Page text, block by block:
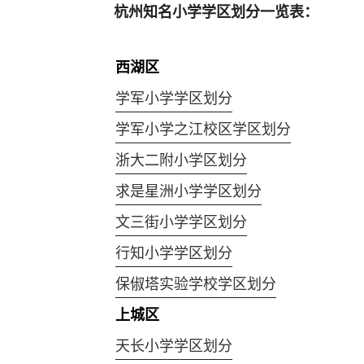
杭州知名小学学区划分一览表：
西湖区
学军小学学区划分
学军小学之江校区学区划分
浙大二附小学区划分
求是星洲小学学区划分
文三街小学学区划分
行知小学学区划分
保俶塔实验学校学区划分
上城区
天长小学学区划分